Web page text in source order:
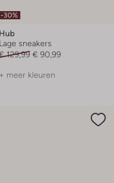
-30%
Hub
Lage sneakers
129,99 € 90,99
+ meer kleuren